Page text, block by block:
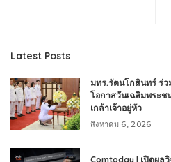
Latest Posts
มทร.รัตนโกสินทร์ ร่ว
โอกาสวันเฉลิมพระช
เกล้าเจ้าอยู่หัว
สิงหาคม 6, 2026
Comtoday l เปิดผล